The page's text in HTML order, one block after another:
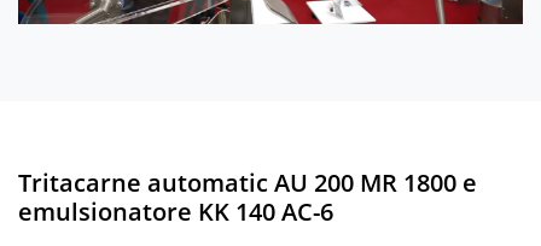
Tritacarne automatic AU 200 MR 1800 e
emulsionatore KK 140 AC-6